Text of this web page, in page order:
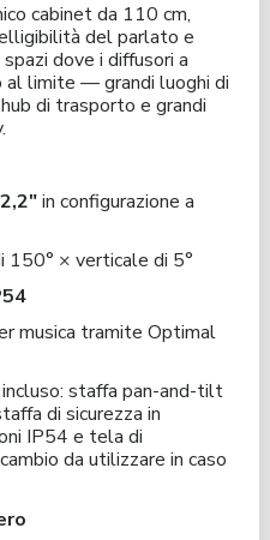
cabinet da 110 cm,
del parlato e
dove i diffusori a
al limite — grandi luoghi di
di trasporto e grandi
in configurazione a
150° × verticale di 5°
musica tramite Optimal
staffa pan-and-tilt
di sicurezza in
IP54 e tela di
da utilizzare in caso